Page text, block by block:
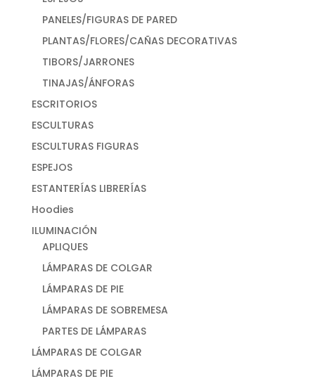
PANELES/FIGURAS DE PARED
PLANTAS/FLORES/CAÑAS DECORATIVAS
TIBORS/JARRONES
TINAJAS/ÁNFORAS
ESCRITORIOS
ESCULTURAS
ESCULTURAS FIGURAS
ESPEJOS
ESTANTERÍAS LIBRERÍAS
Hoodies
ILUMINACIÓN
APLIQUES
LÁMPARAS DE COLGAR
LÁMPARAS DE PIE
LÁMPARAS DE SOBREMESA
PARTES DE LÁMPARAS
LÁMPARAS DE COLGAR
LÁMPARAS DE PIE